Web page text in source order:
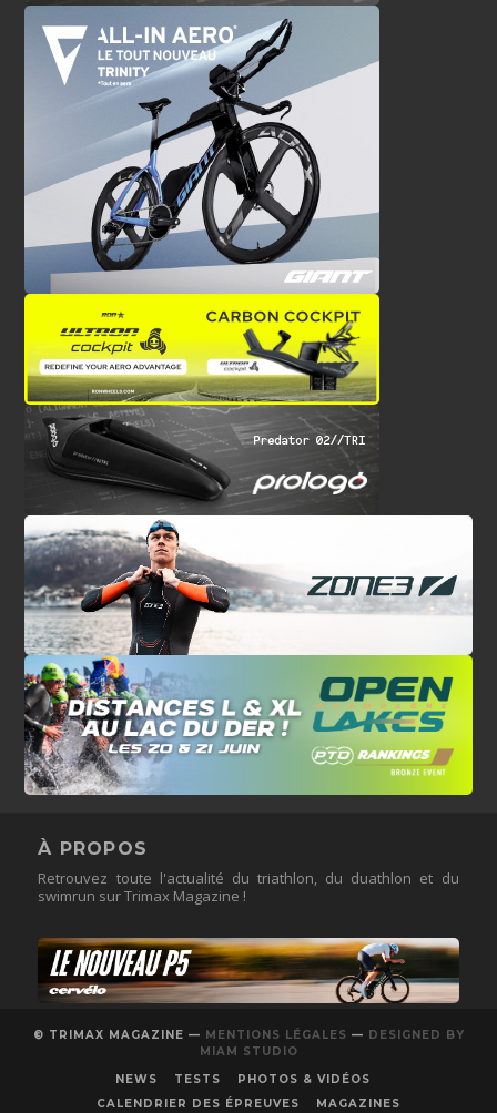
À PROPOS
Retrouvez toute l'actualité du triathlon, du duathlon et du
swimrun sur Trimax Magazine !
© TRIMAX MAGAZINE — MENTIONS LÉGALES — DESIGNED BY
MIAM STUDIO
NEWS
TESTS
PHOTOS & VIDÉOS
CALENDRIER DES ÉPREUVES
MAGAZINES